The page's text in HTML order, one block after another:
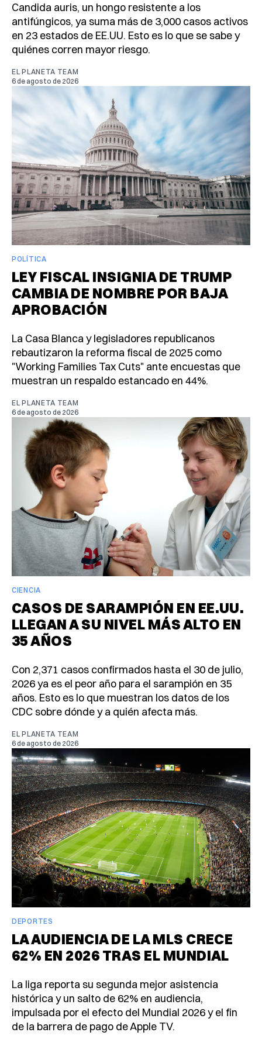
Candida auris, un hongo resistente a los
antifúngicos, ya suma más de 3,000 casos activos
en 23 estados de EE.UU. Esto es lo que se sabe y
quiénes corren mayor riesgo.
EL PLANETA TEAM
6 de agosto de 2026
POLÍTICA
LEY FISCAL INSIGNIA DE TRUMP
CAMBIA DE NOMBRE POR BAJA
APROBACIÓN
La Casa Blanca y legisladores republicanos
rebautizaron la reforma fiscal de 2025 como
"Working Families Tax Cuts" ante encuestas que
muestran un respaldo estancado en 44%.
EL PLANETA TEAM
6 de agosto de 2026
CIENCIA
CASOS DE SARAMPIÓN EN EE.UU.
LLEGAN A SU NIVEL MÁS ALTO EN
35 AÑOS
Con 2,371 casos confirmados hasta el 30 de julio,
2026 ya es el peor año para el sarampión en 35
años. Esto es lo que muestran los datos de los
CDC sobre dónde y a quién afecta más.
EL PLANETA TEAM
6 de agosto de 2026
DEPORTES
LA AUDIENCIA DE LA MLS CRECE
62% EN 2026 TRAS EL MUNDIAL
La liga reporta su segunda mejor asistencia
histórica y un salto de 62% en audiencia,
impulsada por el efecto del Mundial 2026 y el fin
de la barrera de pago de Apple TV.